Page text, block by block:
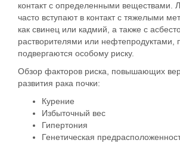
контакт с определенными веществами.
часто вступают в контакт с тяжелыми
как свинец или кадмий, а также с
растворителями или нефтепродуктами,
подвергаются особому риску.
Обзор факторов риска, повышающих
развития рака почки:
Курение
Избыточный вес
Гипертония
Генетическая